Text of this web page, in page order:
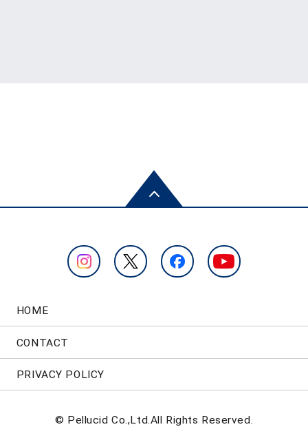
HOME
CONTACT
PRIVACY POLICY
© Pellucid Co.,Ltd.All Rights Reserved.